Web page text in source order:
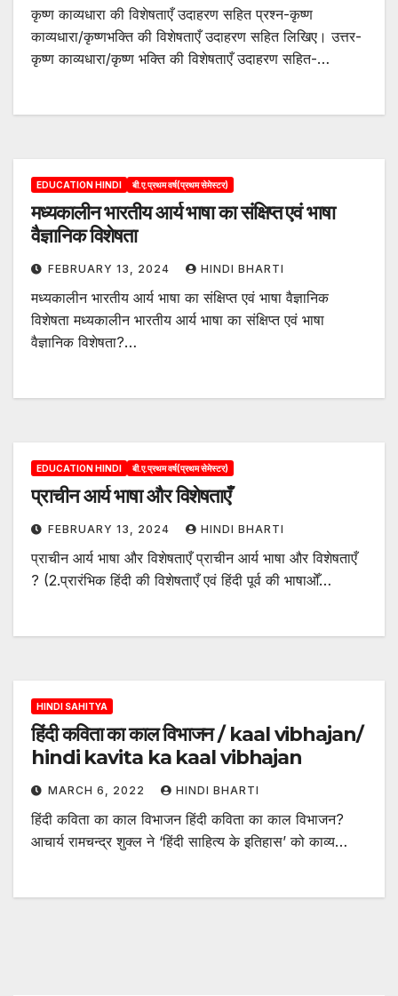
कृष्ण काव्यधारा की विशेषताएँ उदाहरण सहित प्रश्न-कृष्ण
काव्यधारा/कृष्णभक्ति की विशेषताएँ उदाहरण सहित लिखिए। उत्तर-
कृष्ण काव्यधारा/कृष्ण भक्ति की विशेषताएँ उदाहरण सहित-…
EDUCATION HINDI बी.ए.प्रथम वर्ष(प्रथम सेमेस्टर)
मध्यकालीन भारतीय आर्य भाषा का संक्षिप्त एवं भाषा
वैज्ञानिक विशेषता
FEBRUARY 13, 2024 HINDI BHARTI
मध्यकालीन भारतीय आर्य भाषा का संक्षिप्त एवं भाषा वैज्ञानिक
विशेषता मध्यकालीन भारतीय आर्य भाषा का संक्षिप्त एवं भाषा
वैज्ञानिक विशेषता?…
EDUCATION HINDI बी.ए.प्रथम वर्ष(प्रथम सेमेस्टर)
प्राचीन आर्य भाषा और विशेषताएँ
FEBRUARY 13, 2024 HINDI BHARTI
प्राचीन आर्य भाषा और विशेषताएँ प्राचीन आर्य भाषा और विशेषताएँ
? (2.प्रारंभिक हिंदी की विशेषताएँ एवं हिंदी पूर्व की भाषाओँ…
HINDI SAHITYA
हिंदी कविता का काल विभाजन / kaal vibhajan/
hindi kavita ka kaal vibhajan
MARCH 6, 2022 HINDI BHARTI
हिंदी कविता का काल विभाजन हिंदी कविता का काल विभाजन?
आचार्य रामचन्द्र शुक्ल ने ‘हिंदी साहित्य के इतिहास’ को काव्य…